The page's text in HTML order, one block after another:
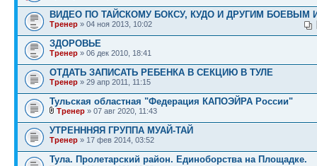
ВИДЕО ПО ТАЙСКОМУ БОКСУ, КУДО И ДРУГИМ БОЕВЫМ
Тренер » 04 ноя 2013, 10:02
ЗДОРОВЬЕ
Тренер » 06 дек 2010, 18:41
ОТДАТЬ ЗАПИСАТЬ РЕБЕНКА В СЕКЦИЮ В ТУЛЕ
Тренер » 29 апр 2011, 11:15
Тульская областная "Федерация КАПОЭЙРА России"
Тренер » 07 авг 2020, 11:43
УТРЕНННЯЯ ГРУППА МУАЙ-ТАЙ
Тренер » 17 фев 2014, 03:52
Тула. Пролетарский район. Единоборства на Площадке.